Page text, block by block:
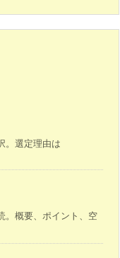
。選定理由は
。概要、ポイント、空